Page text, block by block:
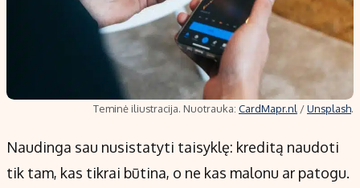
Teminė iliustracija. Nuotrauka: CardMapr.nl /Unsplash.
Naudinga sau nusistatyti taisyklę: kreditą naudoti
tik tam, kas tikrai būtina, o ne kas malonu ar patogu.